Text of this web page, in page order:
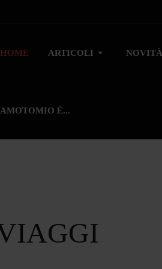
HOME ARTICOLI NOVITÀ
AMOTOMIO È...